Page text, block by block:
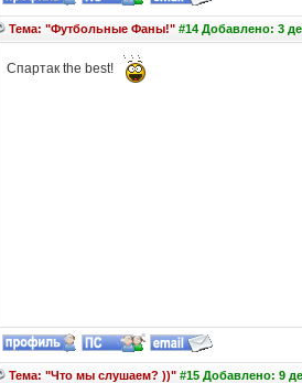
Тема: "Футбольные Фаны!"#14 Добавлено: 3
Спартак the best!
Тема: "Что мы слушаем? ))"#15 Добавлено: 9